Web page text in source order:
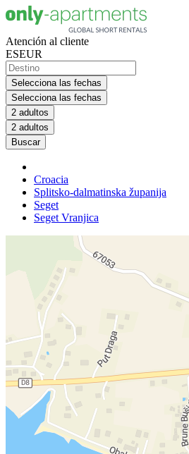
Atención al cliente
ESEUR
Selecciona las fechas
Selecciona las fechas
2 adultos
2 adultos
Buscar
Croacia
Splitsko-dalmatinska županija
Seget
Seget Vranjica